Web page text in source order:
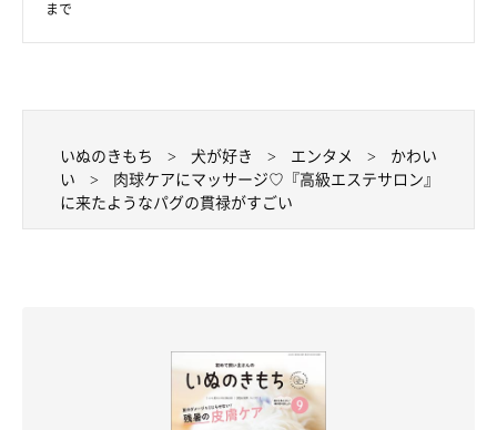
まで
いぬのきもち 犬が好き エンタメ
かわい
い
肉球ケアにマッサージ♡『高級エステサロン』
に来たようなパグの貫禄がすごい